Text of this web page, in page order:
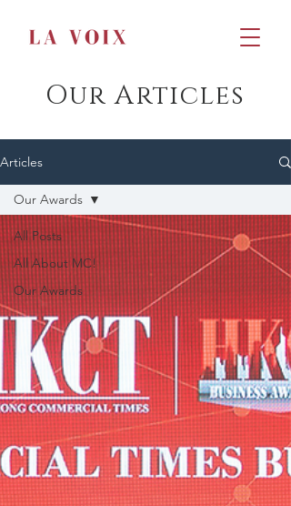
Our Articles
Articles
All Posts
All About MC!
Our Awards
Our Awards